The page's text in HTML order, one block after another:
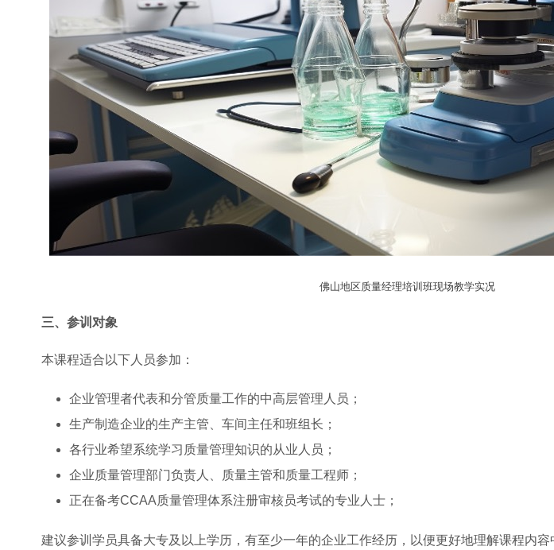
佛山地区质量经理培训班现场教学实况
三、参训对象
本课程适合以下人员参加：
企业管理者代表和分管质量工作的中高层管理人员；
生产制造企业的生产主管、车间主任和班组长；
各行业希望系统学习质量管理知识的从业人员；
企业质量管理部门负责人、质量主管和质量工程师；
正在备考CCAA质量管理体系注册审核员考试的专业人士；
建议参训学员具备大专及以上学历，有至少一年的企业工作经历，以便更好地理解课程内